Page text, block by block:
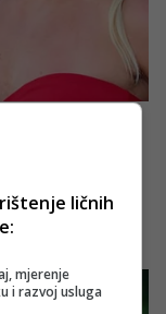
ličnih
mjerenje
i razvoj usluga